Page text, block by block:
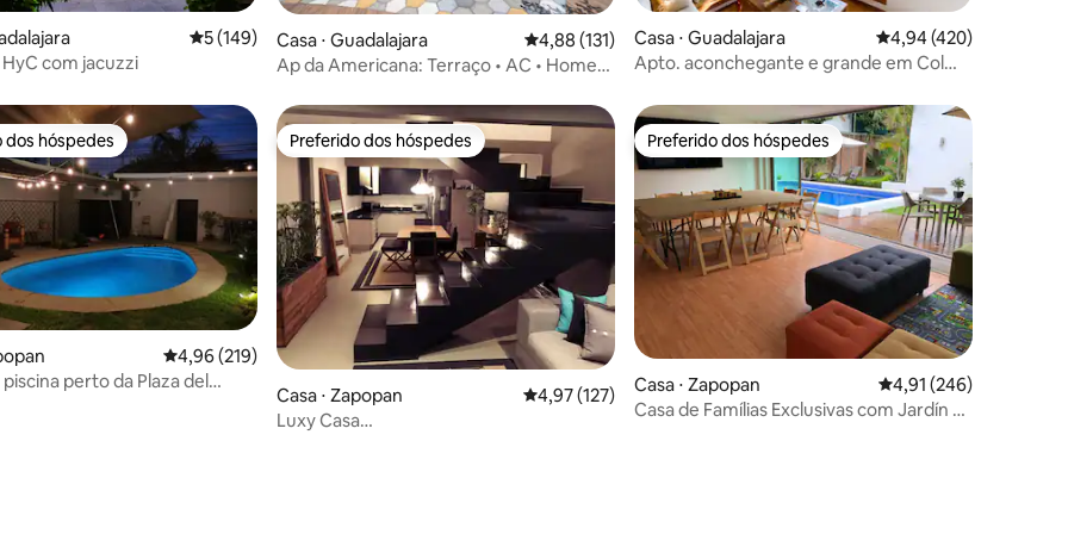
de 5, 121 avaliações5 de uma avaliação média de 5, 149 avaliações
5 (149)
HyC com jacuzzi
Casa ⋅ Guadalajara 4,88 de uma avaliação média de 5, 131 avaliações
4,88 (131)
Ap da Americana: Terraço • AC • Home
Casa ⋅ Guadalajara 4,94 de uma avaliação
4,94 (420)
Apto. aconchegante e grande em Col
dos hóspedes
dos hóspedes
4,96 de uma avaliação média de 5, 219 avaliações
4,96 (219)
perto da Plaza del
Preferido dos hóspedes
Preferido dos hóspedes
Casa ⋅ Zapopan 4,97 de uma avaliação média de 5, 127 avaliações
4,97 (127)
Luxy Casa
Preferido dos hóspedes
Preferido dos hóspedes
Casa ⋅ Zapopan 4,91 de uma avaliação
4,91 (246)
Casa de Famílias Exclusivas com Jardín y